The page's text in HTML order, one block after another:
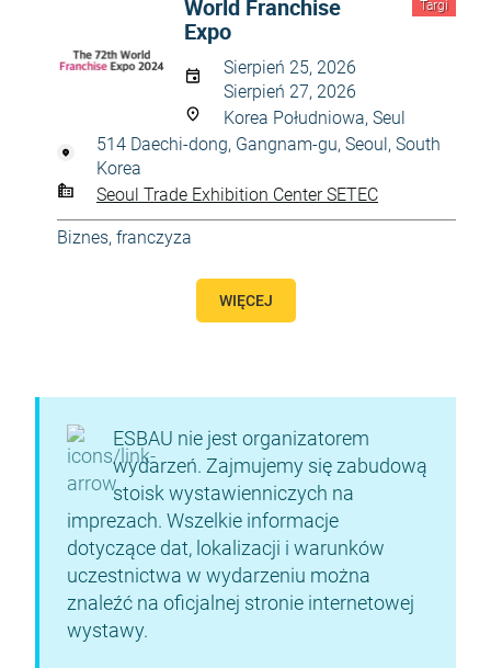
Targi
World Franchise
Expo
Sierpień 25, 2026
Sierpień 27, 2026
Korea Południowa, Seul
514 Daechi-dong, Gangnam-gu, Seoul, South
Korea
Seoul Trade Exhibition Center SETEC
Biznes, franczyza
WIĘCEJ
ESBAU nie jest organizatorem
wydarzeń. Zajmujemy się zabudową
stoisk wystawienniczych na
imprezach. Wszelkie informacje
dotyczące dat, lokalizacji i warunków
uczestnictwa w wydarzeniu można
znaleźć na oficjalnej stronie internetowej
wystawy.